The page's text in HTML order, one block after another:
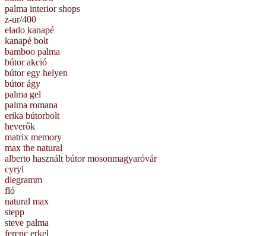
palma interior shops
z-ur/400
elado kanapé
kanapé bolt
bamboo palma
bútor akció
bútor egy helyen
bútor ágy
palma gel
palma romana
erika bútorbolt
heverők
matrix memory
max the natural
alberto használt bútor mosonmagyaróvár
cyryl
diegramm
fló
natural max
stepp
steve palma
ferenc erkel